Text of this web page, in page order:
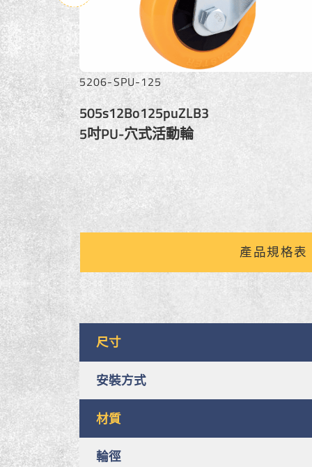
125
屬邊剎輪
5205-SPU-125
產品規格表
尺寸
安裝方式
材質
輪徑